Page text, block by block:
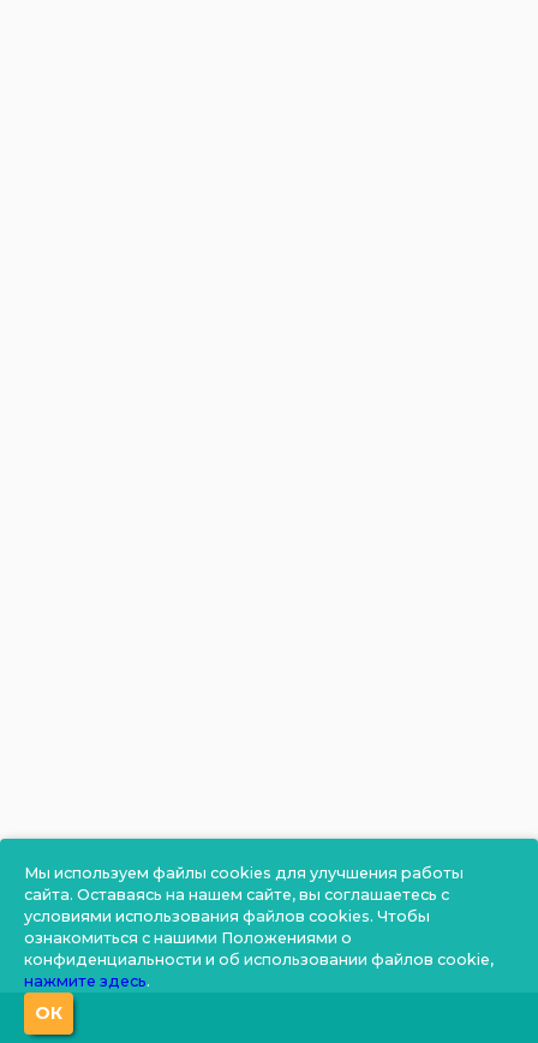
Мы используем файлы cookies для улучшения работы
сайта. Оставаясь на нашем сайте, вы соглашаетесь с
условиями использования файлов cookies. Чтобы
ознакомиться с нашими Положениями о
конфиденциальности и об использовании файлов cookie,
нажмите здесь.
ОК